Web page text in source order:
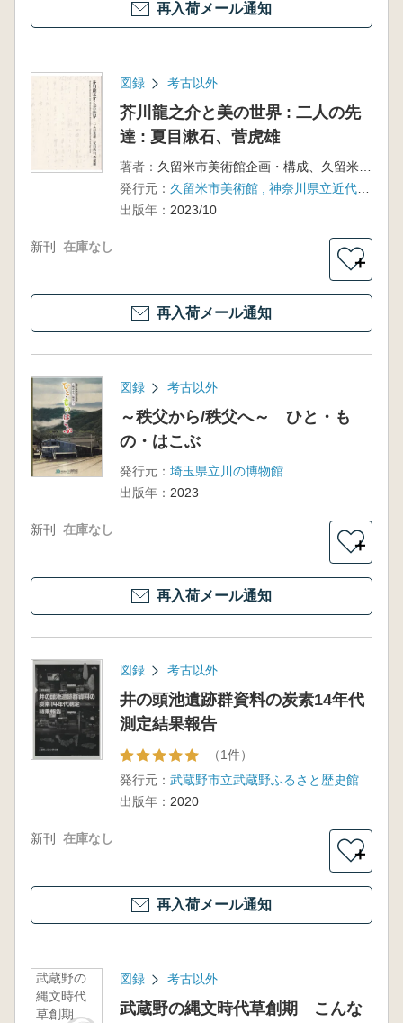
再入荷メール通知
図録 考古以外
芥川龍之介と美の世界 : 二人の先
達 : 夏目漱石、菅虎雄
著者：
久留米市美術館企画・構成、久留米市美術館・神奈川県立近代美術館 編集
発行元：
久留米市美術館 , 神奈川県立近代美術館
出版年： 2023/10
新刊 在庫なし
＋
再入荷メール通知
図録 考古以外
～秩父から/秩父へ～ ひと・も
の・はこぶ
発行元： 埼玉県立川の博物館
出版年： 2023
新刊 在庫なし
＋
再入荷メール通知
図録 考古以外
井の頭池遺跡群資料の炭素14年代
測定結果報告
（1件）
発行元： 武蔵野市立武蔵野ふるさと歴史館
出版年： 2020
新刊 在庫なし
＋
再入荷メール通知
武蔵野の
縄文時代
草創期
図録 考古以外
武蔵野の縄文時代草創期 こんな